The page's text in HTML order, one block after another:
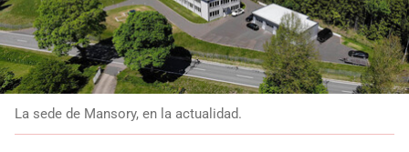
La sede de Mansory, en la actualidad.